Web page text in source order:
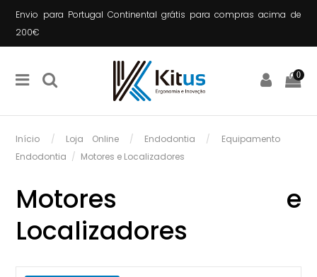
Envio para Portugal Continental grátis para compras acima de
200€
0
Início Loja Online Endodontia
Equipamento
Endodontia
Motores e Localizadores
Motores e
Localizadores